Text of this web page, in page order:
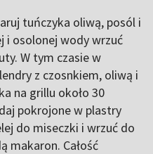
tuńczyka oliwą, posól i
i osolonej wody wrzuć
W tym czasie w
z czosnkiem, oliwą i
na grillu około 30
pokrojone w plastry
do miseczki i wrzuć do
makaron. Całość